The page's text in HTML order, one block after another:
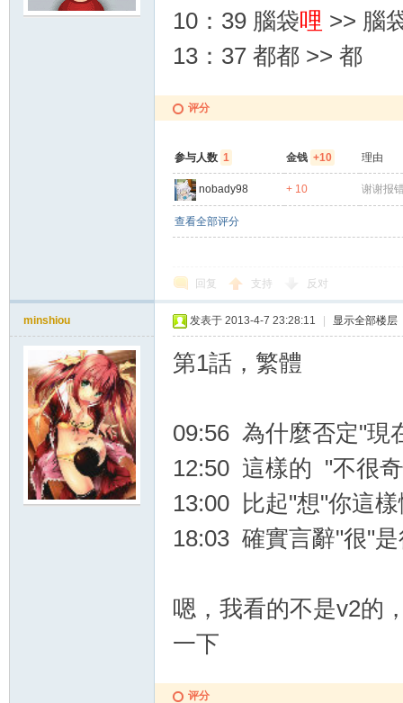
10：39 腦袋哩 >> 腦
13：37 都都 >> 都
评分
参与人数 1 金钱 +10 理由
nobady98 + 10 谢谢报
查看全部评分
回复 支持 反对
minshiou 发表于 2013-4-7 23:28:11 显示全部楼层
第1話，繁體
09:56 為什麼否定"現
12:50 這樣的 "不很
13:00 比起"想"你這
18:03 確實言辭"很"
嗯，我看的不是v2的
一下
评分